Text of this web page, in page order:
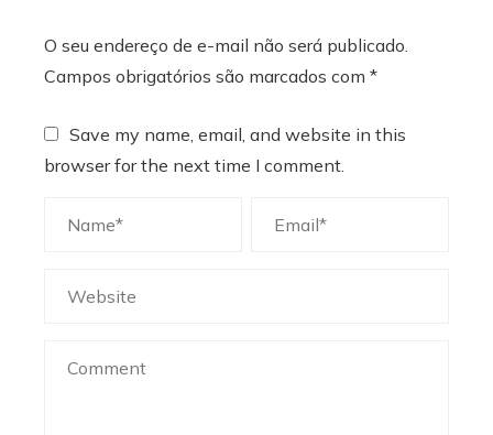
O seu endereço de e-mail não será publicado.
Campos obrigatórios são marcados com *
Save my name, email, and website in this
browser for the next time I comment.